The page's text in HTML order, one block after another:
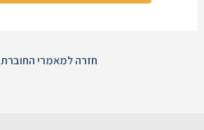
חזרה למאמרי החוברת